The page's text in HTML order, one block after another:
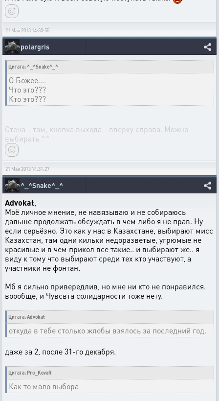
21 Мая 2013 14:30:55
polargris
Цитата: ^_^Snake^_^
О Божее....
Что это???
Кто это???
Cтена - там, кнопка выхода - вверху справа. Можно
выбирать ^^
21 Мая 2013 14:31:27
^_^Snake^_^
Advokat
Моё личное мнение, не навязываю и не собираюсь
дальше продолжать обсуждать в чем либо я не прав. Ну
если серьёзно. Это как у нас в Казахстане, выбирают мисс
Казахстан, там одни кильки недоразветые, угрюмые не
красивые и в чем прикол все такие.. и выбирают же.. я
виду к тому что выбирают среди тех кто участвуют, а
участники не фонтан.
Мб я сильно привередлив, но мне ни кто не понравился.
воообще, и Чувсвта солидарности тоже нету.
Цитата: Advokat
откуда в тебе столько жлобы взялось за последний год.
даже за 2, после 31-го декабря.
Цитата: Pro_KovaR
Как то мало выбора